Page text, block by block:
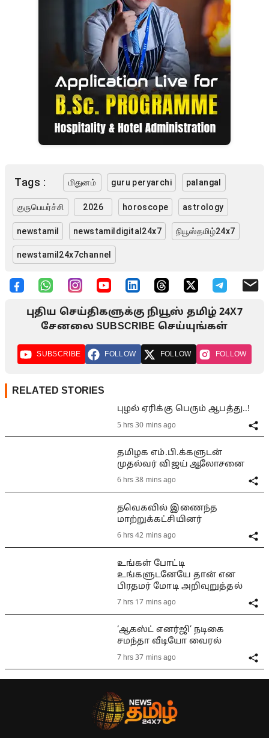
Tags : மிதுனம் guru peryarchi palangal
குருபெயர்ச்சி 2026 horoscope astrology
newstamil newstamildigital24x7 நியூஸ்தமிழ்24x7
newstamil24x7channel
புதிய செய்திகளுக்கு நியூஸ் தமிழ் 24X7
சேனலை SUBSCRIBE செய்யுங்கள்
SUBSCRIBE FOLLOW FOLLOW FOLLOW
RELATED STORIES
புழல் ஏரிக்கு பெரும் ஆபத்து..!
5 hrs 30 mins ago
தமிழக எம்.பி.க்களுடன்
முதல்வர் விஜய் ஆலோசனை
6 hrs 38 mins ago
தவெகவில் இணைந்த
மாற்றுக்கட்சியினர்
6 hrs 42 mins ago
உங்கள் போட்டி
உங்களுடனேயே தான் என
பிரதமர் மோடி அறிவுறுத்தல்
7 hrs 17 mins ago
‘ஆகஸ்ட் எனர்ஜி’ நடிகை
சமந்தா வீடியோ வைரல்
7 hrs 37 mins ago